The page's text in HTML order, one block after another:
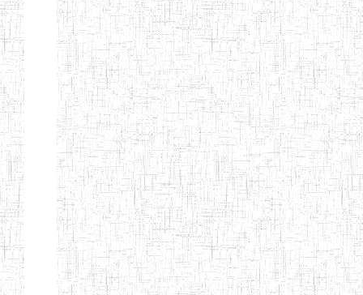
ENI
Chercher:
Effacer les filtres
Denomination
Type